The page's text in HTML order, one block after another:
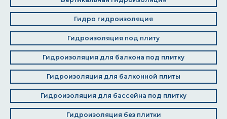
Гидро гидроизоляция
Гидроизоляция под плиту
Гидроизоляция для балкона под плитку
Гидроизоляция для балконной плиты
Гидроизоляция для бассейна под плитку
Гидроизоляция без плитки